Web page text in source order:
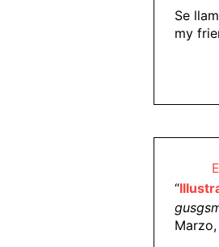
Se
my
“